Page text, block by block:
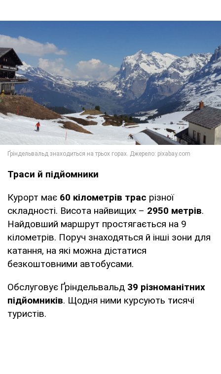
Траси й підйомники
Курорт має 60 кілометрів трас різної
складності. Висота найвищих – 2950 метрів.
Найдовший маршрут простягається на 9
кілометрів. Поруч знаходяться й інші зони для
катання, на які можна дістатися
безкоштовними автобусами.
Обслуговує Ґріндельвальд 39 різноманітних
підйомників. Щодня ними курсують тисячі
туристів.